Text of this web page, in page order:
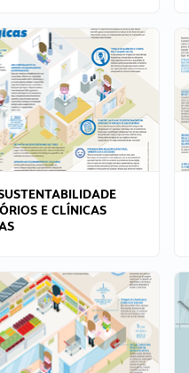
E CLÍNICAS